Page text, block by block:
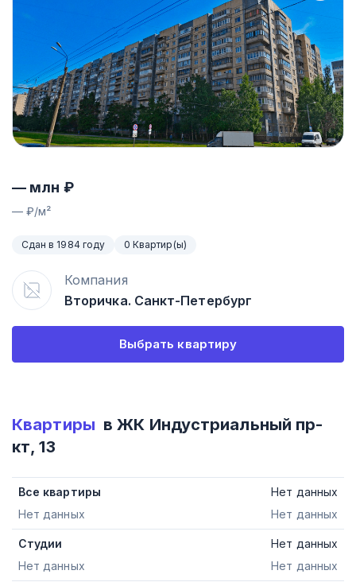
— млн ₽
—₽/м²
Сдан в 1984 году 0 Квартир(ы)
Компания
Вторичка. Санкт-Петербург
Выбрать квартиру
Квартиры в ЖК Индустриальный пр-
кт, 13
Все квартиры
Нет данных
Нет данных
Нет данных
Студии
Нет данных
Нет данных
Нет данных